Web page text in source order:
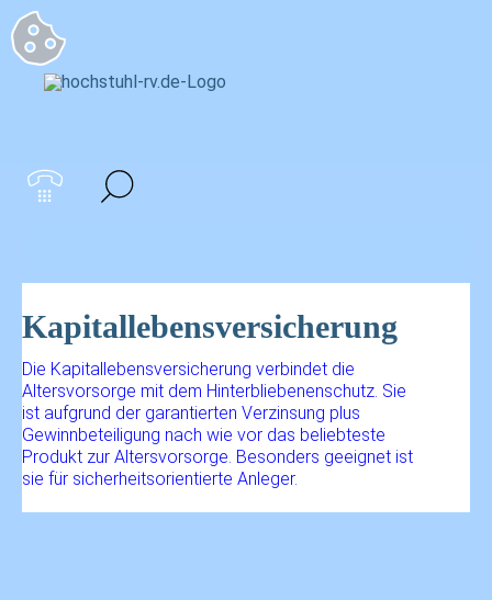
Kapitallebensversicherung
Die Kapitallebensversicherung verbindet die
Altersvorsorge mit dem Hinterbliebenenschutz. Sie
ist aufgrund der garantierten Verzinsung plus
Gewinnbeteiligung nach wie vor das beliebteste
Produkt zur Altersvorsorge. Besonders geeignet ist
sie für sicherheitsorientierte Anleger.